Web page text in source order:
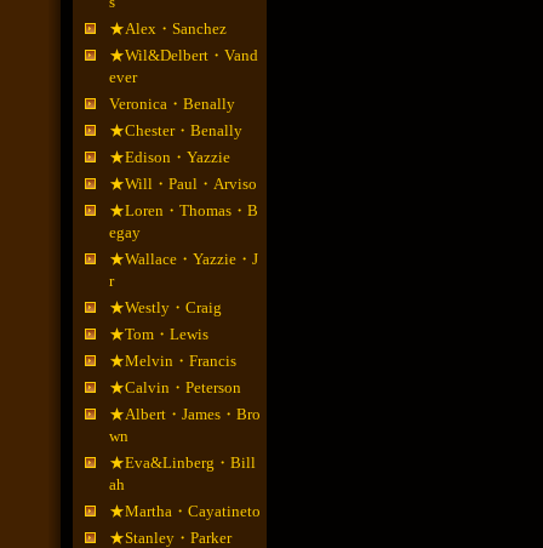
★Alex・Sanchez
★Wil&Delbert・Vand
ever
Veronica・Benally
★Chester・Benally
★Edison・Yazzie
★Will・Paul・Arviso
★Loren・Thomas・B
egay
★Wallace・Yazzie・J
r
★Westly・Craig
★Tom・Lewis
★Melvin・Francis
★Calvin・Peterson
★Albert・James・Bro
wn
★Eva&Linberg・Bill
ah
★Martha・Cayatineto
★Stanley・Parker